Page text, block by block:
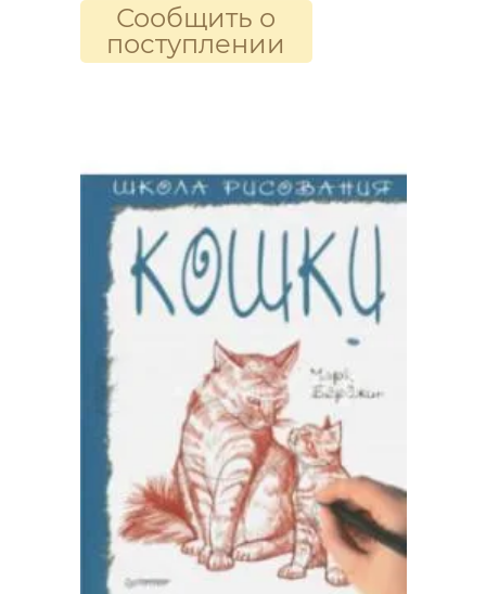
Сообщить о
поступлении